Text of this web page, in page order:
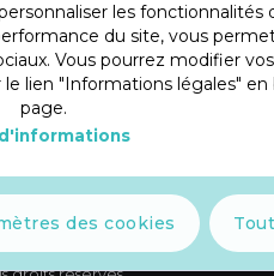
les fonctionnalités
du site, vous
Vous pourrez modifier
lien "Informations légales" en
page.
des cookies
Etablissements
Culture
Actualités
menu
footer2